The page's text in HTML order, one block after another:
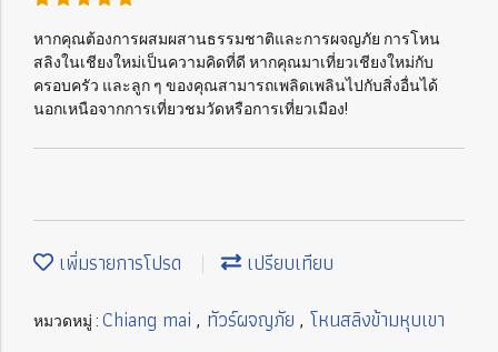
หากคุณต้องการผสมผสานธรรมชาติและการผจญภัย การโหน
สลิงในเชียงใหม่เป็นความคิดที่ดี หากคุณมาเที่ยวเชียงใหม่กับ
ครอบครัว และลูก ๆ ของคุณสามารถเพลิดเพลินไปกับสิ่งอื่นได้
นอกเหนือจากการเที่ยวชมวัดหรือการเที่ยวเมือง!
เพิ่มรายการโปรด เปรียบเทียบ
หมวดหมู่ : Chiang mai , ทัวร์ผจญภัย , โหนสลิงข้ามหุบเขา